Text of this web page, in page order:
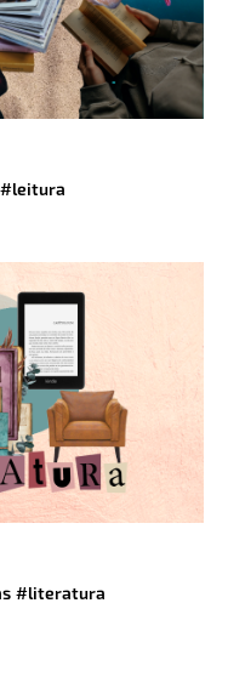
#leitura
#literatura